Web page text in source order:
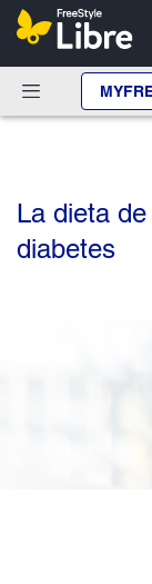
La dieta
diabetes